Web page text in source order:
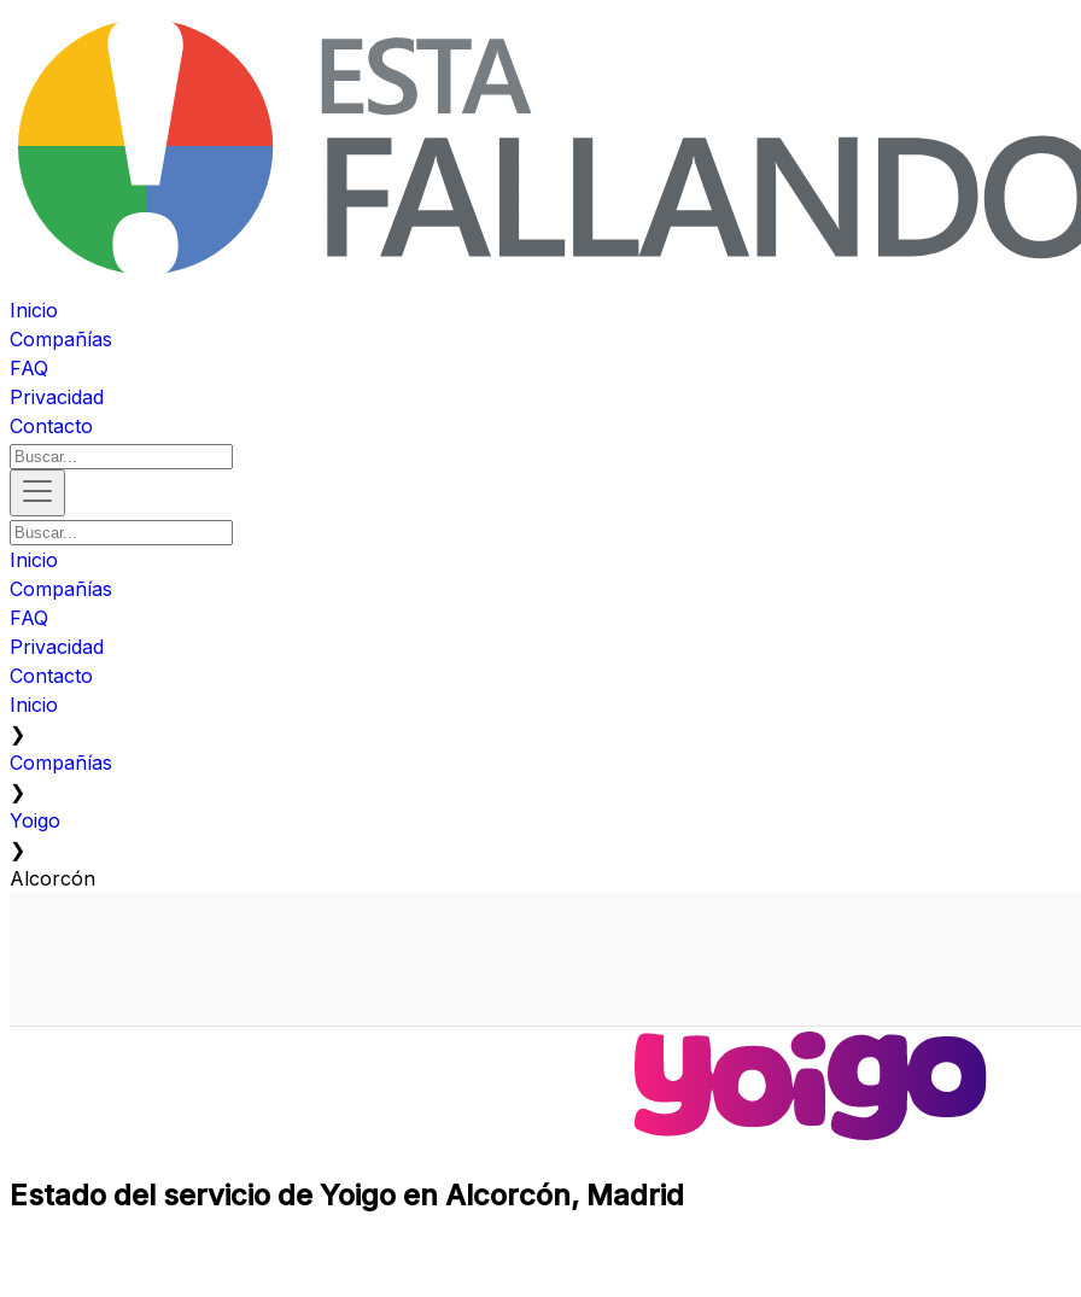
Inicio
Compañías
FAQ
Privacidad
Contacto
Inicio
Compañías
FAQ
Privacidad
Contacto
Inicio
❯
Compañías
❯
Yoigo
❯
Alcorcón
Estado del servicio de Yoigo en Alcorcón, Madrid